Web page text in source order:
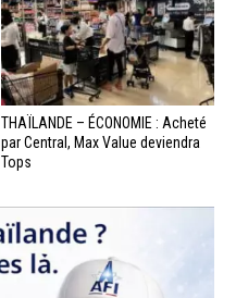
THAÏLANDE – ÉCONOMIE : Acheté
par Central, Max Value deviendra
Tops